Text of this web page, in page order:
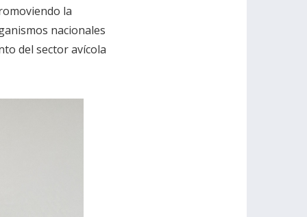
la
nacionales
del sector avícola